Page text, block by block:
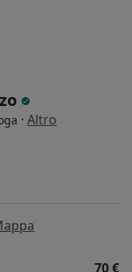
· Altro
70 €